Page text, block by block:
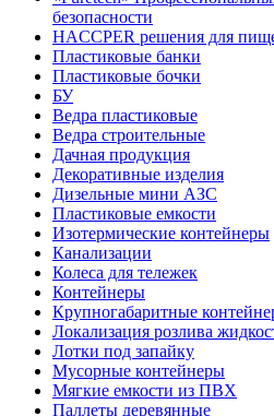
безопасности
HACCPER решения для
Пластиковые банки
Пластиковые бочки
БУ
Ведра пластиковые
Ведра строительные
Дачная продукция
Декоративные изделия
Дизельные мини АЗС
Пластиковые емкости
Изотермические контейнеры
Канализации
Колеса для тележек
Контейнеры
Крупногабаритные
Локализация розлива
Лотки под запайку
Мусорные контейнеры
Мягкие емкости из ПВХ
Паллеты деревянные